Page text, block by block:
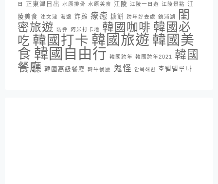
日
正東津日出 水原排骨 水原美食 江陵 江陵一日遊 江陵景點 江
陵美食 注文津 海邊 炸雞 療癒 糖餅 跨年好去處 鏡浦湖
閨
密旅遊
防彈 阿米打卡地 韓國咖啡 韓國必
吃 韓國打卡 韓國旅遊 韓國美
食 韓國自由行 韓國跨年 韓國跨年2021
韓國
餐廳 韓國高級餐廳 韓牛餐廳 鬼怪 안목해변 호텔델루나